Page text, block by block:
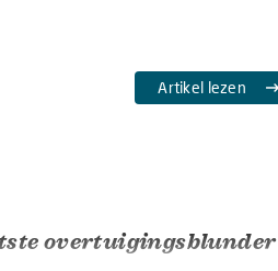
Artikel lezen
overtuigingsblunder